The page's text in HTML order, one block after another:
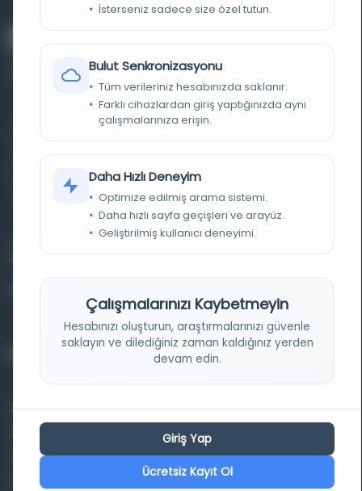
Farklı dönem, dil ve coğrafyalara ait tarihî yazma ve
materyalleri bir araya getiren kapsamlı bir dijital
kütüphane ve meta katalog.
Entertech Ofis: 322 İstanbul Ün. Avcılar Kampüsü Avcılar,
Projelerimiz
Aruz ve Hece Ölçüsü
Türkçe Metin Sıklık Analizi
Kazakça Metin Sıklık Analizi
İsterseniz sadece size özel tutun.
Bulut Senkronizasyonu
Tüm verileriniz hesabınızda saklanır.
Farklı cihazlardan giriş yaptığınızda aynı
çalışmalarınıza erişin.
Daha Hızlı Deneyim
Optimize edilmiş arama sistemi.
Daha hızlı sayfa geçişleri ve arayüz.
Geliştirilmiş kullanıcı deneyimi.
Çalışmalarınızı Kaybetmeyin
Hesabınızı oluşturun, araştırmalarınızı güvenle
saklayın ve dilediğiniz zaman kaldığınız yerden
devam edin.
Giriş Yap
Ücretsiz Kayıt Ol